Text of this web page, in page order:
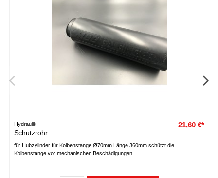
Hydraulik
Schutzrohr
21,60 €*
für Hubzylinder für Kolbenstange Ø70mm Länge 360mm schützt die
Kolbenstange vor mechanischen Beschädigungen